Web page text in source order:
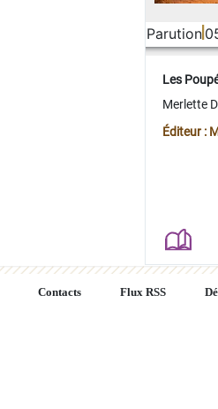
Parution
Les
Merlette
Éditeur :
Contacts Flux RSS